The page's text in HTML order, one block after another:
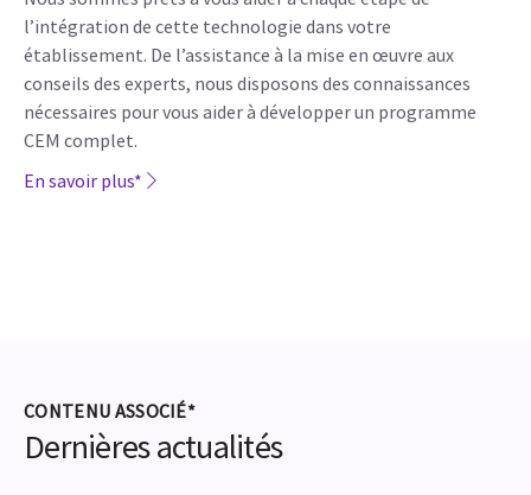
l’intégration de cette technologie dans votre
établissement. De l’assistance à la mise en œuvre aux
conseils des experts, nous disposons des connaissances
nécessaires pour vous aider à développer un programme
CEM complet.
En savoir plus*
CONTENU ASSOCIÉ*
Dernières actualités